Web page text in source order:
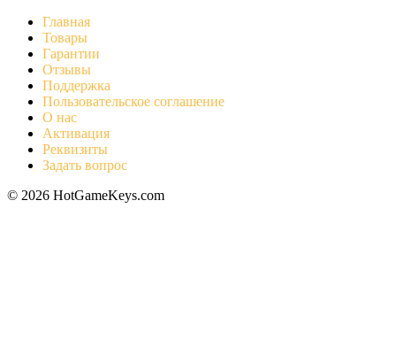
Главная
Товары
Гарантии
Отзывы
Поддержка
Пользовательское соглашение
О нас
Активация
Реквизиты
Задать вопрос
© 2026 HotGameKeys.com